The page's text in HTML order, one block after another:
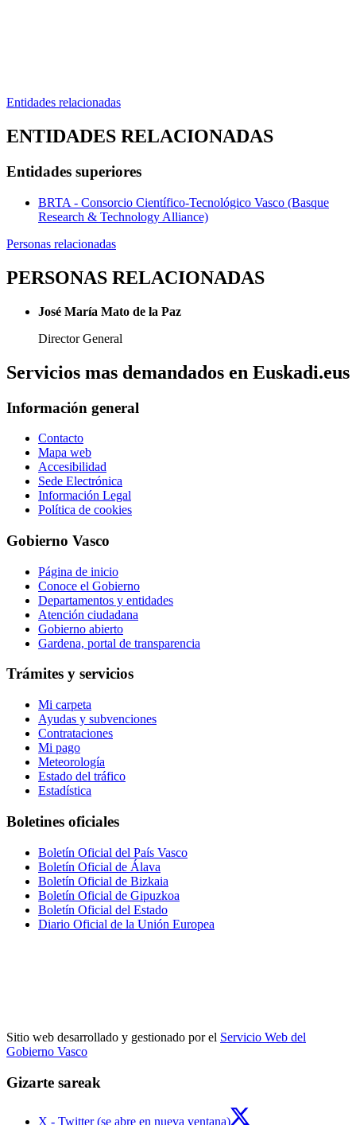
Entidades relacionadas
ENTIDADES RELACIONADAS
Entidades superiores
BRTA - Consorcio Científico-Tecnológico Vasco (Basque
Research & Technology Alliance)
Personas relacionadas
PERSONAS RELACIONADAS
José María Mato de la Paz
Director General
Servicios mas demandados en Euskadi.eus
Información general
Contacto
Mapa web
Accesibilidad
Sede Electrónica
Información Legal
Política de cookies
Gobierno Vasco
Página de inicio
Conoce el Gobierno
Departamentos y entidades
Atención ciudadana
Gobierno abierto
Gardena, portal de transparencia
Trámites y servicios
Mi carpeta
Ayudas y subvenciones
Contrataciones
Mi pago
Meteorología
Estado del tráfico
Estadística
Boletines oficiales
Boletín Oficial del País Vasco
Boletín Oficial de Álava
Boletín Oficial de Bizkaia
Boletín Oficial de Gipuzkoa
Boletín Oficial del Estado
Diario Oficial de la Unión Europea
Sitio web desarrollado y gestionado por el Servicio Web del
Gobierno Vasco
Gizarte sareak
X - Twitter (se abre en nueva ventana)